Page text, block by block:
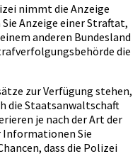
nimmt die Anzeige
Anzeige einer Straftat,
anderen Bundesland
die
zur Verfügung stehen,
die Staatsanwaltschaft
je nach der Art der
Sie
dass die Polizei